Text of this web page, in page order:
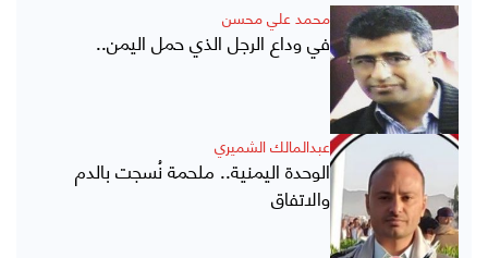
محمد علي محسن
في وداع الرجل الذي حمل اليمن..
عبدالمالك الشميري
الوحدة اليمنية.. ملحمة نُسجت بالدم
والاتفاق